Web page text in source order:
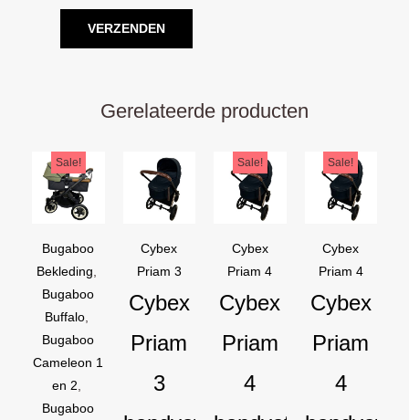
Gerelateerde producten
Sale!
Bugaboo
Bekleding,
Bugaboo
Buffalo,
Bugaboo
Cameleon 1
en 2,
Bugaboo
Oorspronkelijke
prijs
prijs
Cybex
Priam 3
Cybex
Priam
3
Sale!
Cybex
Priam 4
Cybex
Priam
4
Oorspronkelijke
prijs
was:
Huidige
prijs
is:
Sale!
Cybex
Priam 4
Cybex
Priam
4
prijs
Huidige
prijs